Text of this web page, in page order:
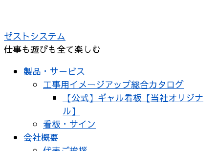
テ
ン
ゼストシステム
仕事も遊びも全て楽しむ
製品・サービス
工事用イメージアップ総合カタログ
【公式】ギャル看板【当社オリジナ
ル】
看板・サイン
会社概要